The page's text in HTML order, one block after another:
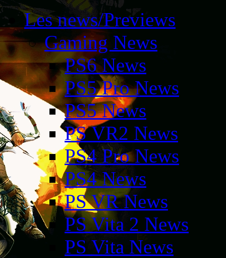
Les news/Previews
Gaming News
PS6 News
PS5 Pro News
PS5 News
PS VR2 News
PS4 Pro News
PS4 News
PS VR News
PS Vita 2 News
PS Vita News